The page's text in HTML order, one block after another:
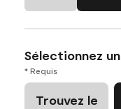
Sélectionnez
* Requis
Trouvez le